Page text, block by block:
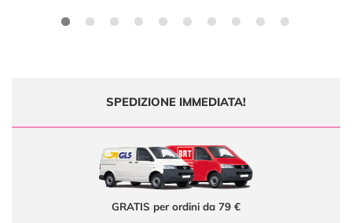
SPEDIZIONE IMMEDIATA!
GRATIS per ordini da 79 €